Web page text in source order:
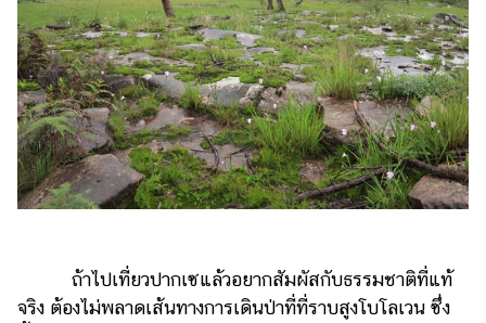
ถ้าไปเที่ยวปากเซแล้วอยากสัมผัสกับธรรมชาติที่แท้
จริง ต้องไม่พลาดเส้นทางการเดินป่าที่ที่ราบสูงโบโลเวน ซึ่ง